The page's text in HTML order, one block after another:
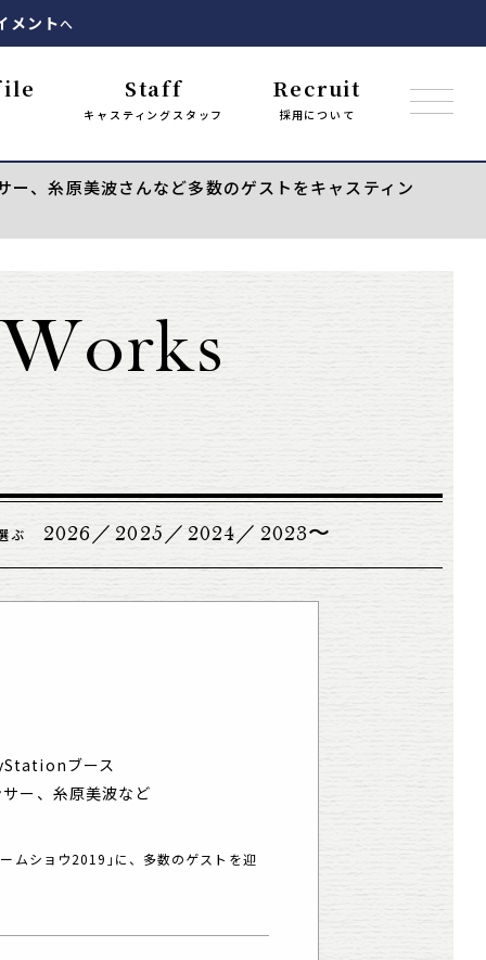
メントへ
Staff
キャスティングスタッフ
Recruit
採用について
、糸原美波さんなど多数のゲストをキャスティン
Works
ぶ 2026 2025 2024 2023
ブース
ー、糸原美波など
ムショウ2019 ｣に、多数のゲストを迎